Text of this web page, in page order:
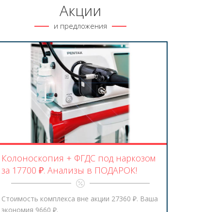
Акции
и предложения
Колоноскопия + ФГДС под наркозом
за 17700 ₽. Анализы в ПОДАРОК!
Стоимость комплекса вне акции 27360 ₽. Ваша
экономия 9660 ₽.